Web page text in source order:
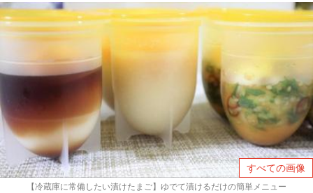
すべての画像
【冷蔵庫に常備したい漬けたまご】ゆでて漬けるだけの簡単メニュー